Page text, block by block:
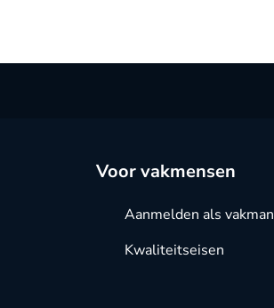
Voor vakmensen
Aanmelden als vakman
Kwaliteitseisen